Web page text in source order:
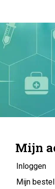
Mijn
Inloggen
Mijn